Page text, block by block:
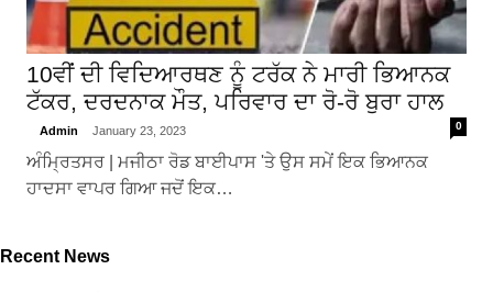
10ਵੀਂ ਦੀ ਵਿਦਿਆਰਥਣ ਨੂੰ ਟਰੱਕ ਨੇ ਮਾਰੀ ਭਿਆਨਕ
ਟੱਕਰ, ਦਰਦਨਾਕ ਮੌਤ, ਪਰਿਵਾਰ ਦਾ ਰੋ-ਰੋ ਬੁਰਾ ਹਾਲ
Admin January 23, 2023 0
ਅੰਮ੍ਰਿਤਸਰ | ਮਜੀਠਾ ਰੋਡ ਬਾਈਪਾਸ 'ਤੇ ਉਸ ਸਮੇਂ ਇਕ ਭਿਆਨਕ
ਹਾਦਸਾ ਵਾਪਰ ਗਿਆ ਜਦੋਂ ਇਕ…
Recent News